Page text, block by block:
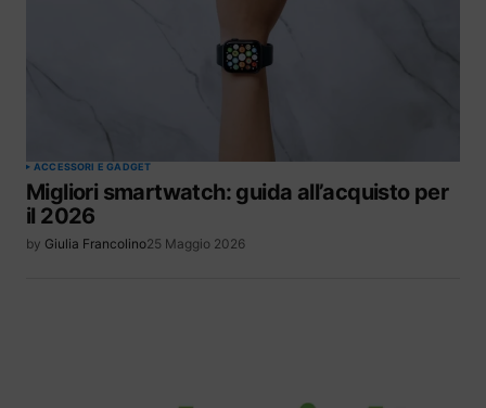
ACCESSORI E GADGET
Migliori smartwatch: guida all’acquisto per
il 2026
by Giulia Francolino25 Maggio 2026